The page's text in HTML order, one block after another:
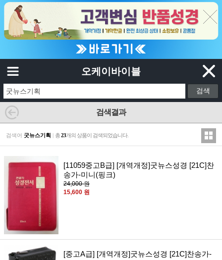
오케이바이블
검색결과
검색어 굿뉴스기획 | 총23개의 상품이 검색되었습니다.
[11059중고B급] [개역개정]굿뉴스성경 [21C]찬
송가-미니(핑크)
24,000 원
15,600 원
[중고A급] [개역개정]굿뉴스성경 [21C]찬송가-